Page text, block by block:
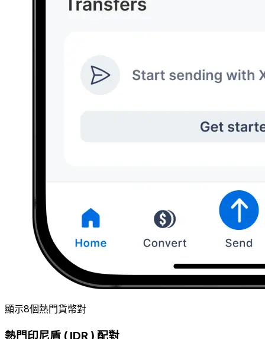
顯示8個熱門貨幣對
熱門印尼盾 ( IDR ) 配對